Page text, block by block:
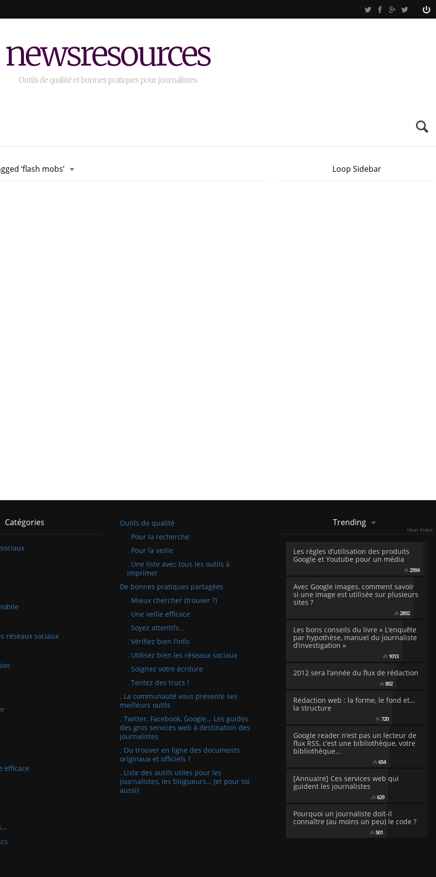
newsresources
Outils de qualité et bonnes pratiques pour journalistes
‘flash mobs’ Loop Sidebar
Catégories
réseaux sociaux
efficace
Outils de qualité
. Pour la recherche
. Pour la veille
. Une liste avec tous les outils à
imprimer
De bonnes pratiques partagées
. Mieux chercher (trouver ?)
. Une veille efficace
. Soyez attentifs…
. Vérifiez bien l’info
. Utilisez bien les réseaux sociaux
. Soignez votre écriture
. Tentez des trucs !
. La communauté vous présente ses
meilleurs outils
. Twitter, Facebook, Google… Les guides
des gros services web à destination des
journalistes
. Ou trouver en ligne des documents
originaux et officiels ?
. Liste des outils utiles pour les
journalistes, les blogueurs… (et pour toi
aussi)
Trending
Heat Index
Les règles d’utilisation des produits
Google et Youtube pour un média
2994
Avec Google images, comment savoir
si une image est utilisée sur plusieurs
sites ?
2892
Les bons conseils du livre « L’enquête
par hypothèse, manuel du journaliste
d’investigation »
1013
2012 sera l’année du flux de rédaction
802
Rédaction web : la forme, le fond et…
la structure
720
Google reader n’est pas un lecteur de
flux RSS, c’est une bibliothèque, votre
bibliothèque…
654
[Annuaire] Ces services web qui
guident les journalistes
629
Pourquoi un journaliste doit-il
connaître (au moins un peu) le code ?
501